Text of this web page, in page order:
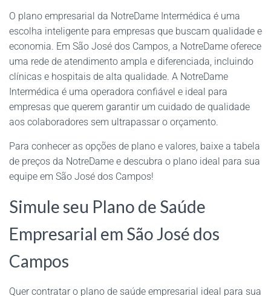
O plano empresarial da NotreDame Intermédica é uma
escolha inteligente para empresas que buscam qualidade e
economia. Em São José dos Campos, a NotreDame oferece
uma rede de atendimento ampla e diferenciada, incluindo
clínicas e hospitais de alta qualidade. A NotreDame
Intermédica é uma operadora confiável e ideal para
empresas que querem garantir um cuidado de qualidade
aos colaboradores sem ultrapassar o orçamento.
Para conhecer as opções de plano e valores, baixe a tabela
de preços da NotreDame e descubra o plano ideal para sua
equipe em São José dos Campos!
Simule seu Plano de Saúde
Empresarial em São José dos
Campos
Quer contratar o plano de saúde empresarial ideal para sua